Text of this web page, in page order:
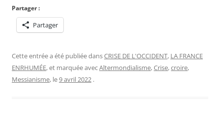
Partager :
Partager
Cette entrée a été publiée dansCRISE DE L'OCCIDENT, LA FRANCE
ENRHUMÉE, et marquée avecAltermondialisme,Crise,croire,
Messianisme, le9 avril 2022 .